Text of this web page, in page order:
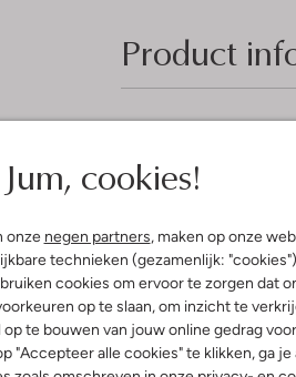
Jum, cookies!
onze negen partners, maken op onze
technieken (gezamenlijk:
cookies om ervoor te zorgen dat
op te slaan, om inzicht te
op te bouwen van jouw online gedrag
"Accepteer alle cookies" te klikken, ga
Product